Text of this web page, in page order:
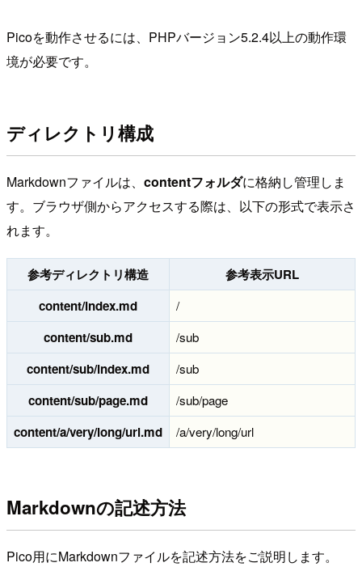
Picoを動作させるには、PHPバージョン5.2.4以上の動作環
境が必要です。
ディレクトリ構成
Markdownファイルは、 contentフォルダに格納し管理しま
す。ブラウザ側からアクセスする際は、以下の形式で表示さ
れます。
参考ディレクトリ構造
参考表示URL
content/index.md
/
content/sub.md /sub
content/sub/index.md /sub
content/sub/page.md /sub/page
content/a/very/long/url.md /a/very/long/url
Markdownの記述方法
Pico用にMarkdownファイルを記述方法をご説明します。